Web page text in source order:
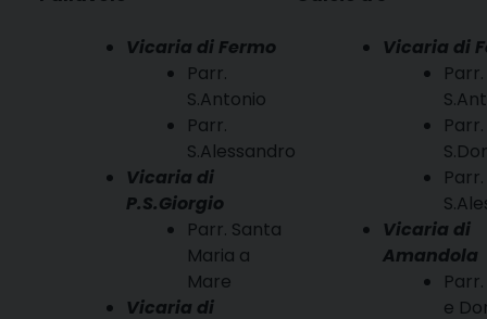
Vicaria di Fermo
Parr.
S.Antonio
Parr.
S.Alessandro
Vicaria di
P.S.Giorgio
Parr. Santa
Maria a
Mare
Vicaria di
Vicaria di
Parr.
Parr.
Parr.
Vicaria di
Amandola
e